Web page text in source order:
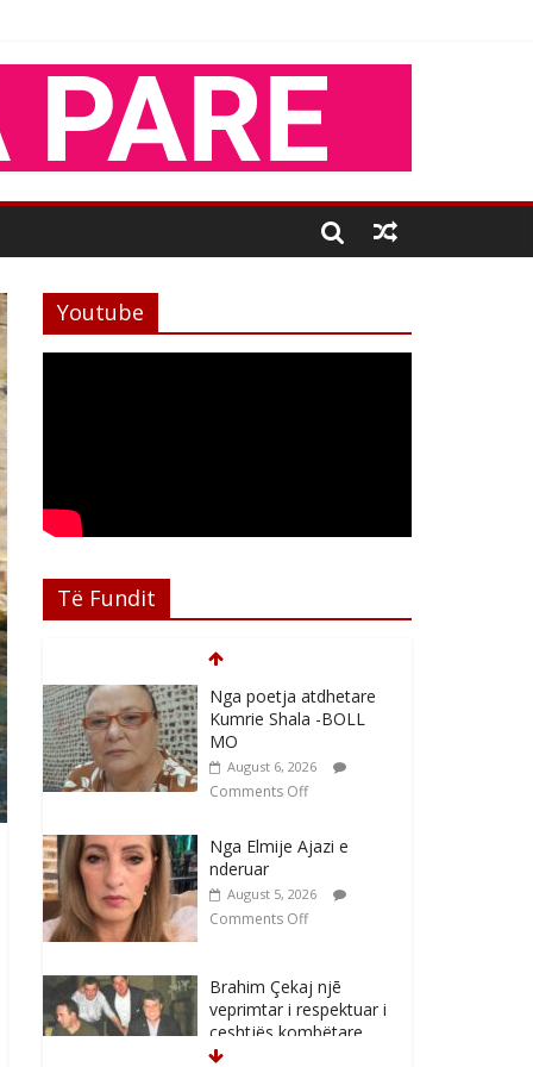
Youtube
Të Fundit
Nga poetja atdhetare
Kumrie Shala -BOLL
MO
August 6, 2026
Comments Off
Nga Elmije Ajazi e
nderuar
August 5, 2026
Comments Off
Brahim Çekaj njē
veprimtar i respektuar i
çeshtjës kombëtare